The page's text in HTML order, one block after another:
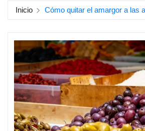
Inicio Cómo quitar el amargor a las